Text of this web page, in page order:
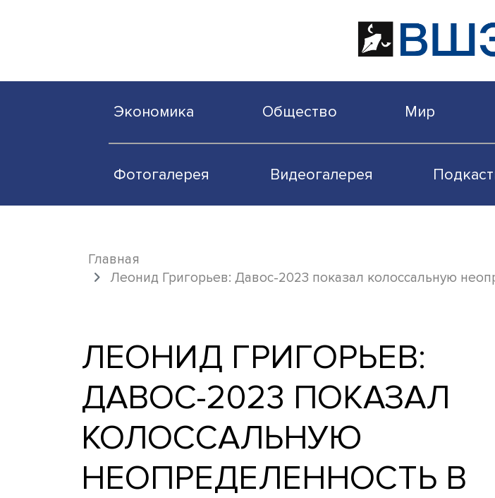
Фотогалерея Видеогалерея
ЛЕОНИД ГРИГОРЬЕВ:
ДАВОС-2023 ПОКАЗАЛ